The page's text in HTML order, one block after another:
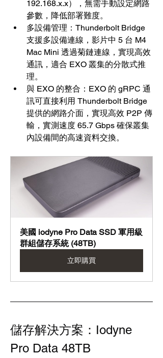
192.168.x.x），無需手動設定網路
參數，降低部署難度。
多設備管理：Thunderbolt Bridge
支援多設備連線，影片中 5 台 M4
Mac Mini 透過菊鏈連線，實現高效
通訊，適合 EXO 叢集的分散式推
理。
與 EXO 的整合：EXO 的 gRPC 通
訊可直接利用 Thunderbolt Bridge
提供的網路介面，實現高效 P2P 傳
輸，實測速度 65.7 Gbps 確保叢集
內設備間的高速資料交換。
美國 iodyne Pro Data SSD 軍用級
群組儲存系統 (48TB)
立即購買
儲存解決方案：Iodyne
Pro Data 48TB